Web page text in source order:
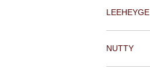
LEEHEYGE
NUTTY